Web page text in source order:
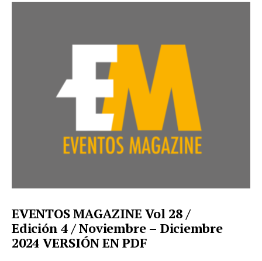
EVENTOS MAGAZINE Vol 28 /
Edición 4 / Noviembre – Diciembre
2024 VERSIÓN EN PDF